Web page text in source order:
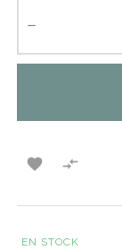
 
EN STOCK